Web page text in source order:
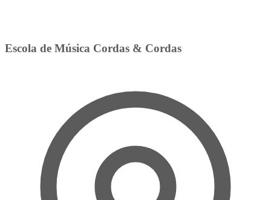
Escola de Música Cordas & Cordas